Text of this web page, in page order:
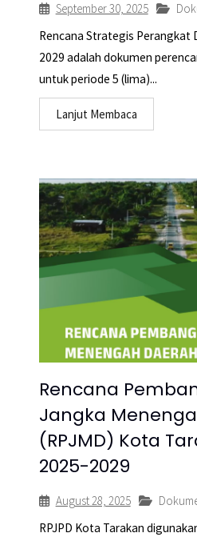
September 30, 2025
Rencana Strategis Perangkat
2029 adalah dokumen
untuk periode 5 (lima)...
Lanjut Membaca
Rencana
Jangka
(RPJMD) Kota
2025-2029
August 28, 2025
RPJPD Kota Tarakan